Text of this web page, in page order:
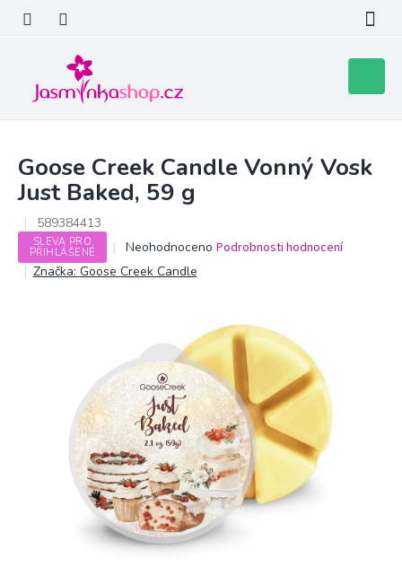
obsah
košík
Goose Creek Candle Vonný Vosk
Just Baked, 59 g
589384413
SLEVA PRO
PŘIHLÁŠENÉ
Průměrné
hodnocení
produktu
hvězdiček.
Neohodnoceno Podrobnosti hodnocení
Značka: Goose Creek Candle